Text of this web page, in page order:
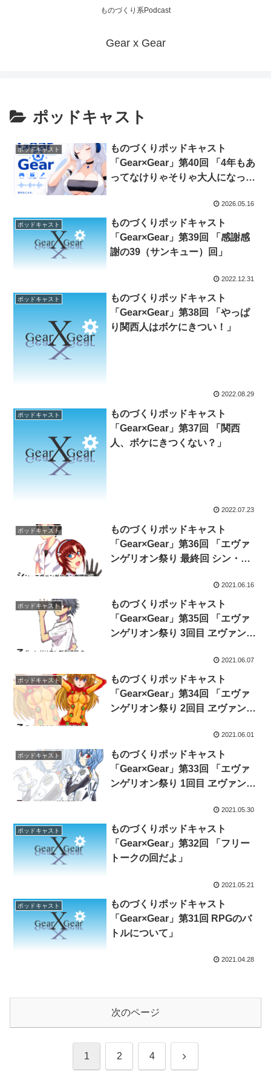
ものづくり系Podcast
Gear x Gear
ポッドキャスト
ポッドキャスト
ものづくりポッドキャスト
「Gear×Gear」第40回 「4年もあ
ってなけりゃそりゃ大人になって
2026.05.16
ポッドキャスト
ものづくりポッドキャスト
「Gear×Gear」第39回 「感謝感
謝の39（サンキュー）回」
2022.12.31
ポッドキャスト
ものづくりポッドキャスト
「Gear×Gear」第38回 「やっぱ
り関西人はボケにきつい！」
2022.08.29
ポッドキャスト
ものづくりポッドキャスト
「Gear×Gear」第37回 「関西
人、ボケにきつくない？」
2022.07.23
ポッドキャスト
ものづくりポッドキャスト
「Gear×Gear」第36回 「エヴァ
ンゲリオン祭り 最終回 シン・エ
2021.06.16
ポッドキャスト
ものづくりポッドキャスト
「Gear×Gear」第35回 「エヴァ
ンゲリオン祭り 3回目 ヱヴァンゲ
2021.06.07
ポッドキャスト
ものづくりポッドキャスト
「Gear×Gear」第34回 「エヴァ
ンゲリオン祭り 2回目 ヱヴァンゲ
2021.06.01
ポッドキャスト
ものづくりポッドキャスト
「Gear×Gear」第33回 「エヴァ
ンゲリオン祭り 1回目 ヱヴァンゲ
2021.05.30
ポッドキャスト
ものづくりポッドキャスト
「Gear×Gear」第32回 「フリー
トークの回だよ」
2021.05.21
ポッドキャスト
ものづくりポッドキャスト
「Gear×Gear」第31回 RPGのバ
トルについて」
2021.04.28
次のページ
1 2 4 次